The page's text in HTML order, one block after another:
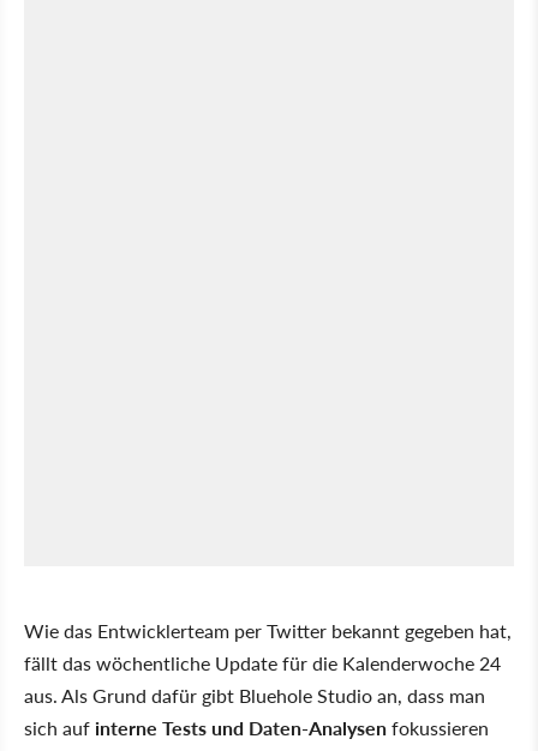
Wie das Entwicklerteam per Twitter bekannt gegeben hat,
fällt das wöchentliche Update für die Kalenderwoche 24
aus. Als Grund dafür gibt Bluehole Studio an, dass man
sich auf interne Tests und Daten-Analysenfokussieren